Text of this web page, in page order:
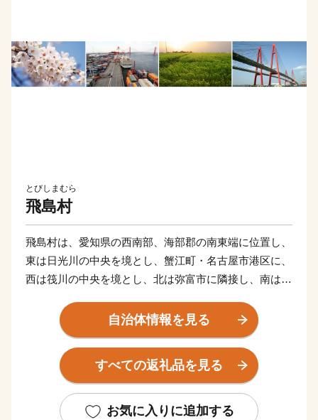
とびしまむら
飛島村
飛島村は、愛知県の西南部、海部郡の南東端に位置し、
東は日光川の中央を境とし、蟹江町・名古屋市港区に、
西は筏川の中央を境とし、北は弥富市に隣接し、南は伊
全体の面積は約22.43ｋ㎡と小さな村ですが、北部は農
村地帯、南部は臨海工業地帯となっており、昔ながらの
田園風景と、名古屋港を中心とした貿易の拠点としての
機能が共存している村です。
の栽培が盛んに行われています。また、一部では金魚の
自治体情報を見る
すべての返礼品を見る
お気に入りに追加する